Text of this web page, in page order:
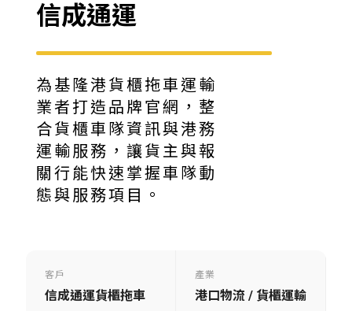
信成通運
為基隆港貨櫃拖車運輸
業者打造品牌官網，整
合貨櫃車隊資訊與港務
運輸服務，讓貨主與報
關行能快速掌握車隊動
態與服務項目。
客戶
信成通運貨櫃拖車
產業
港口物流 / 貨櫃運輸